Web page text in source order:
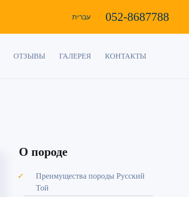
עברית 052-8687788
ОТЗЫВЫ ГАЛЕРЕЯ КОНТАКТЫ
О породе
Преимущества породы Русский
Той